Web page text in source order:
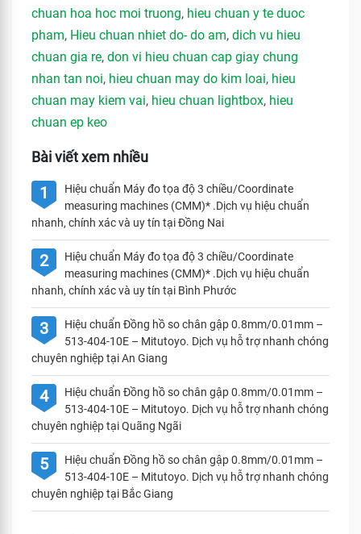
chuan hoa hoc moi truong, hieu chuan y te duoc
pham, Hieu chuan nhiet do- do am, dich vu hieu
chuan gia re, don vi hieu chuan cap giay chung
nhan tan noi, hieu chuan may do kim loai, hieu
chuan may kiem vai, hieu chuan lightbox, hieu
chuan ep keo
Bài viết xem nhiều
1
Hiệu chuẩn Máy đo tọa độ 3 chiều/Coordinate
measuring machines (CMM)* .Dịch vụ hiệu chuẩn
nhanh, chính xác và uy tín tại Đồng Nai
2
Hiệu chuẩn Máy đo tọa độ 3 chiều/Coordinate
measuring machines (CMM)* .Dịch vụ hiệu chuẩn
nhanh, chính xác và uy tín tại Bình Phước
3
Hiệu chuẩn Đồng hồ so chân gập 0.8mm/0.01mm –
513-404-10E – Mitutoyo. Dịch vụ hỗ trợ nhanh chóng
chuyên nghiệp tại An Giang
4
Hiệu chuẩn Đồng hồ so chân gập 0.8mm/0.01mm –
513-404-10E – Mitutoyo. Dịch vụ hỗ trợ nhanh chóng
chuyên nghiệp tại Quãng Ngãi
5
Hiệu chuẩn Đồng hồ so chân gập 0.8mm/0.01mm –
513-404-10E – Mitutoyo. Dịch vụ hỗ trợ nhanh chóng
chuyên nghiệp tại Bắc Giang